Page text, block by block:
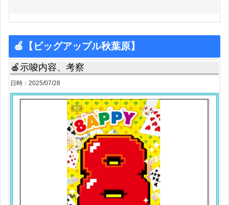
🍎【ビッグアップル秋葉原】
🍎示唆内容、考察
日時：2025/07/28